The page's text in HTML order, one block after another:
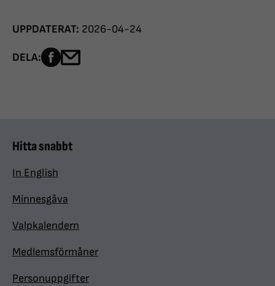
UPPDATERAT: 2026-04-24
DELA: Dela sidan på Facebook
Hitta snabbt
In English
Minnesgåva
Valpkalendern
Medlemsförmåner
Personuppgifter